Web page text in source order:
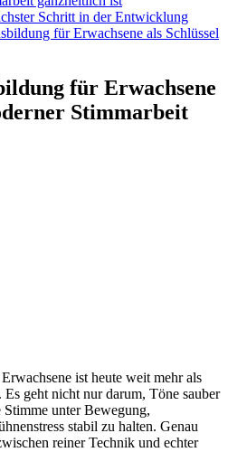
Schritt in der Entwicklung
für Erwachsene als Schlüssel
für Erwachsene
Stimmarbeit
ist heute weit mehr als
Es geht nicht nur darum, Töne sauber
unter Bewegung,
stabil zu halten. Genau
reiner Technik und echter